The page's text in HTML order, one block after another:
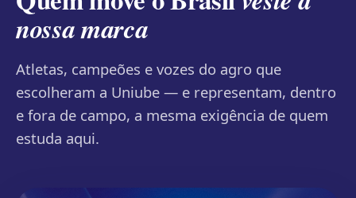
nossa marca
Atletas, campeões e vozes do agro que
escolheram a Uniube — e representam, dentro
e fora de campo, a mesma exigência de quem
estuda aqui.